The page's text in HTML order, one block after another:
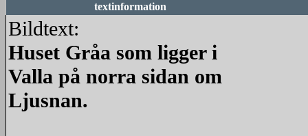
textinformation
Bildtext:
Huset Gråa som ligger i
Valla på norra sidan om
Ljusnan.